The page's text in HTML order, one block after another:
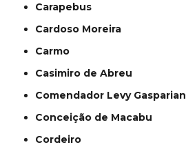
Carapebus
Cardoso Moreira
Carmo
Casimiro de Abreu
Comendador Levy Gasparian
Conceição de Macabu
Cordeiro